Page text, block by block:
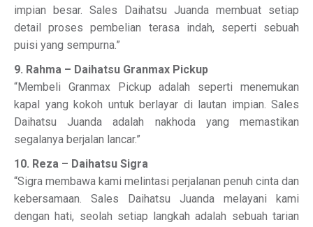
impian besar. Sales Daihatsu Juanda membuat setiap
detail proses pembelian terasa indah, seperti sebuah
puisi yang sempurna.”
9. Rahma – Daihatsu Granmax Pickup
“Membeli Granmax Pickup adalah seperti menemukan
kapal yang kokoh untuk berlayar di lautan impian. Sales
Daihatsu Juanda adalah nakhoda yang memastikan
segalanya berjalan lancar.”
10. Reza – Daihatsu Sigra
“Sigra membawa kami melintasi perjalanan penuh cinta dan
kebersamaan. Sales Daihatsu Juanda melayani kami
dengan hati, seolah setiap langkah adalah sebuah tarian